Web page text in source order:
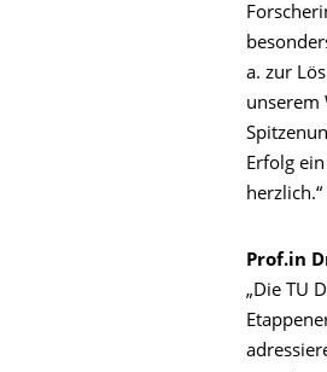
a. zur
unserem
Erfolg
herzlich.“
Prof.in
„Die TU